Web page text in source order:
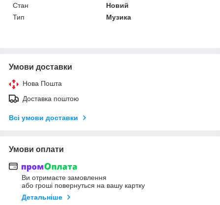
Стан
Новий
Тип
Музика
Умови доставки
Нова Пошта
Доставка поштою
Всі умови доставки
Умови оплати
Ви отримаєте замовлення
або гроші повернуться на вашу картку
Детальніше